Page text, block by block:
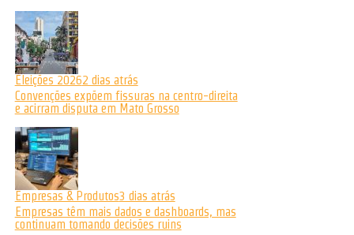
Eleições 20262 dias atrás
Convenções expõem fissuras na centro-direita
e acirram disputa em Mato Grosso
Empresas & Produtos3 dias atrás
Empresas têm mais dados e dashboards, mas
continuam tomando decisões ruins